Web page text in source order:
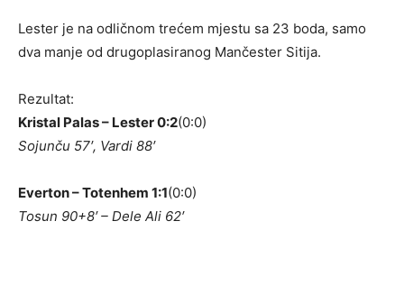
Lester je na odličnom trećem mjestu sa 23 boda, samo
dva manje od drugoplasiranog Mančester Sitija.
Rezultat:
Kristal Palas – Lester 0:2(0:0)
Sojunču 57′, Vardi 88′
Everton – Totenhem 1:1(0:0)
Tosun 90+8′ – Dele Ali 62′